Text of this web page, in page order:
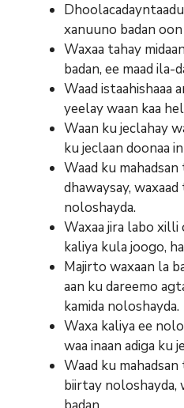
xanuuno badan
Waxaa tahay
badan, ee maad ila-
Waad istaahishaaa
yeelay waan kaa
Waan ku jeclahay
ku jeclaan doonaa
Waad ku mahadsan
dhawaysay,
noloshayda.
Waxaa jira labo xilli
kaliya kula joogo,
Majirto waxaan la
aan ku dareemo
kamida noloshayda.
Waxa kaliya ee
waa inaan adiga ku
Waad ku
biirtay noloshayda,